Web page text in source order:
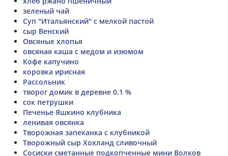
зеленый чай
Суп "Итальянский" с мелкой пастой
сыр Венский
Овсяные хлопья
овсяная каша с медом и изюмом
Кофе капучино
коровка ирисная
Рассольник
творог домик в деревне 0.1 %
сок петрушки
Печенье Яшкино клубника
ленивая овсянка
Творожная запеканка с клубникой
Творожный сыр Хохланд сливочный
Сосиски сметанные подкопченные мини Волков